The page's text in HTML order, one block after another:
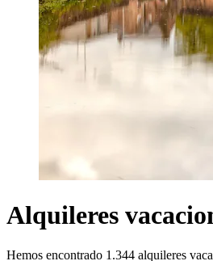
Alquileres
Hemos encontrado 1.344 alquileres